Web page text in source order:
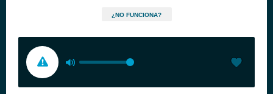
¿NO FUNCIONA?